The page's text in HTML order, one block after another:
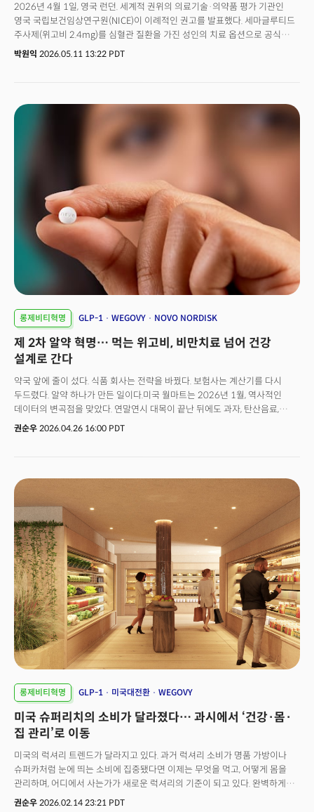
회사가 시장을 독점하기 어렵지만, GLP-1은 명확한 임상 데이터와 환자
경험으로 차별적 가치를 만들어내고 있다는 것이다.이 한 문장이 지금
실리콘밸리에서 일어나고 있는 가장 조용한, 그러나 가장 거대한 지각변동을
압축한다. AI 다음 베팅이 어디로 향하는지에 대한 답이기도 하다.👉
2026년 4월 1일, 영국 런던. 세계적 권위의 의료기술·의약품 평가 기관인
영국 국립보건임상연구원(NICE)이 이례적인 권고를 발표했다. 세마글루티드
주사제(위고비 2.4mg)를 심혈관 질환을 가진 성인의 치료 옵션으로 공식
권고한 것이다. 위고비가 주요 심혈관 사건의 위험을 낮춘다는 판단이었다. 이
갖는다. ‘비만 치료제’를 넘어 심혈관질환 환자를 위한 위고비의 ‘예방적
가치’까지 공식적으로 인정받았다는 신호이기 때문이다. NICE는 권고문에서
“이번 결정은 해당 약물이 체중 감소를 넘어서는 혜택을 제공한다는 충분한
근거가 있음을 반영한 것”이라고 설명했다. 누적된 연구와 새로운 기술로
개발된 의약품 하나가 국가 의료 시스템의 변화를 이끈 셈이다. 더 중요한 건
박원익 2026.05.11 13:22 PDT
롱제비티혁명 GLP-1 WEGOVY NOVO NORDISK
제 2차 알약 혁명… 먹는 위고비, 비만치료 넘어 건강
설계로 간다
약국 앞에 줄이 섰다. 식품 회사는 전략을 바꿨다. 보험사는 계산기를 다시
두드렸다. 알약 하나가 만든 일이다.미국 월마트는 2026년 1월, 역사적인
데이터의 변곡점을 맞았다. 연말연시 대목이 끝난 뒤에도 과자, 탄산음료,
고열량 냉동식품의 매출이 전년 대비 두 자릿수 가량 지속적으로 감소한 것.
신임 CEO 존 퍼너(John Furner)는 4월 현재, 월마트의 신선 식품 비중을
대폭 확대하고 건강 보조제 라인을 강화하는 '포스트 GLP-1' 전략을
진두지휘하고 있다. 글로벌 식품 대기업들의 움직임도 긴박하다. 실제로
코카콜라와 펩시는 연례 보고서(10-K)에서 'GLP-1 확산에 따른 섭취량
감소'를 경영상의 핵심 리스크 요인으로 공식 명시했다. 맥도날드도 변화에
대응하기 시작했다. GLP-1 확산으로 달라진 식습관에 맞춰 고단백 메뉴와
소용량 옵션을 테스트하고 있다. 이제 비만 치료제는 제약 산업을 넘어, 미국
식품 산업 전반의 전략 방향까지 재편하는 변수로 떠오르고 있다.
뉴욕타임즈는 지난 4월 15일 보도를 통해 “오젬픽(GLP-1 제2형 당뇨치료제)
시대는 이제 막 본격적으로 시작됐다”며, 이 약물이 이미 사회·문화 전반에
영향을 미치고 질병에 대한 인식과 치료 방식까지 변화시키고 있다고 전했다.
이어 미국에서는 약 8명 중 1명 수준으로 GLP-1 계열 약물을 사용한 것으로
추산되며, 이는 현재 가장 널리 처방되는 약물군 중 하나로 자리 잡았다고
분석했다. 또한 사용자 가운데 상당수가 예상치 못한 추가적인 효과를
2026년 1월이다. 노보 노디스크의 먹는 위고비(Wegovy)가 미국 시장에
출시된 달이다. 출시 첫 주에만 3,000명 이상이 처방을 받았고, 한 달 만에
60만 명이 복용을 시작했다. 숫자 자체도 놀랍지만, 더 주목할 것은 이들 중
상당수가 처음으로 비만 치료를 시작한 신규 환자라는 점이다. CNBC가
없었다.왜 이들은 주사제 대신 알약을 선택했을까? 그리고 왜 이 선택이 식품
산업의 매출 구조까지 바꾸고 있는가? 이 질문에 답하려면, 이 알약이 어떻게
만들어졌는지부터 이해해야 한다.👉식욕 조절 패러다임 바뀌었다… GLP-
1이 흔드는 식품·보험 시장 지형도(무료)👉“비만 치료 50달러"...GLP-1
권순우 2026.04.26 16:00 PDT
롱제비티혁명 GLP-1 미국대전환 WEGOVY
미국 슈퍼리치의 소비가 달라졌다… 과시에서 ‘건강·몸·
집 관리’로 이동
미국의 럭셔리 트렌드가 달라지고 있다. 과거 럭셔리 소비가 명품 가방이나
슈퍼카처럼 눈에 띄는 소비에 집중됐다면 이제는 무엇을 먹고, 어떻게 몸을
관리하며, 어디에서 사는가가 새로운 럭셔리의 기준이 되고 있다. 완벽하게
큐레이션 된 음식을 먹고(Food), 의학의 힘으로 신체 기능을 최적화하며
권순우 2026.02.14 23:21 PDT